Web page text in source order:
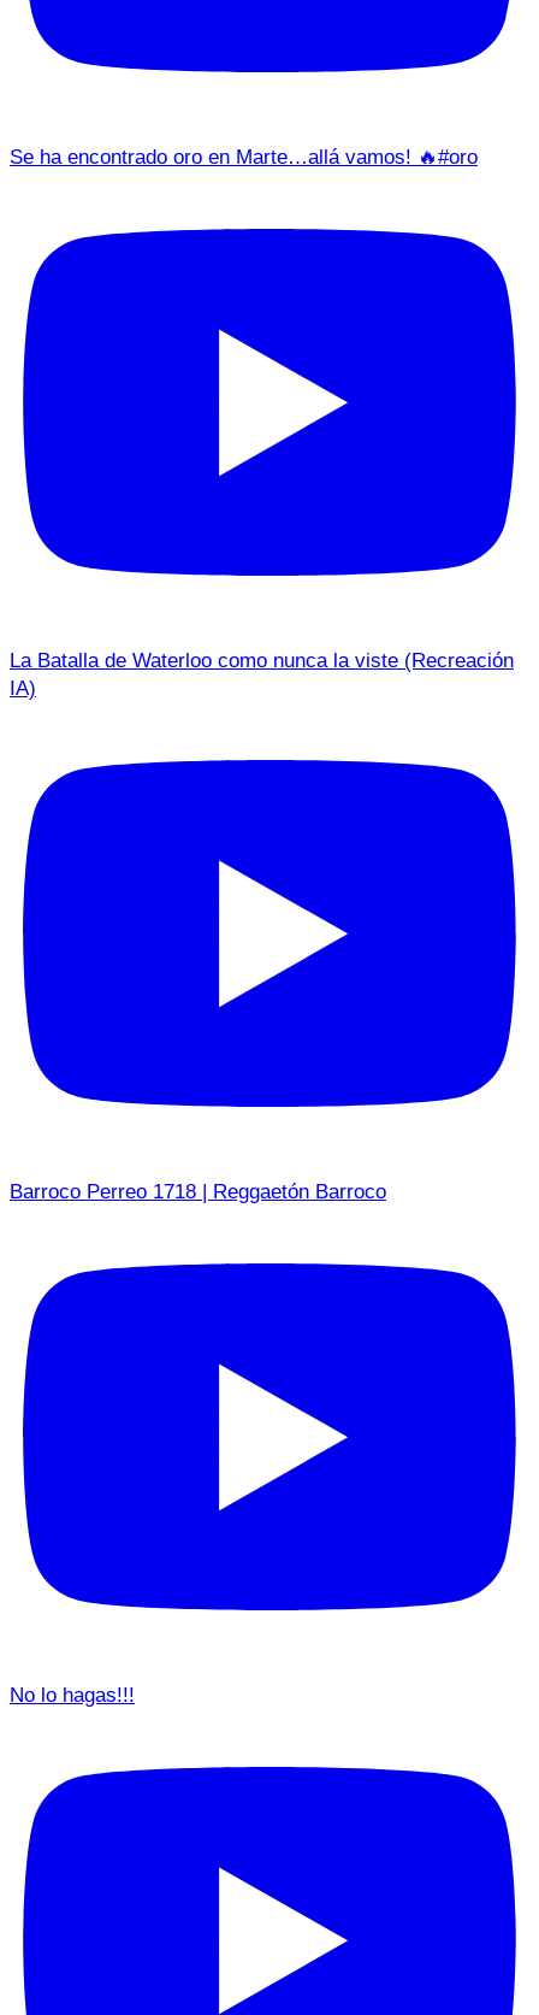
Se ha encontrado oro en Marte…allá vamos! 🔥#oro
La Batalla de Waterloo como nunca la viste (Recreación
IA)
Barroco Perreo 1718 | Reggaetón Barroco
No lo hagas!!!